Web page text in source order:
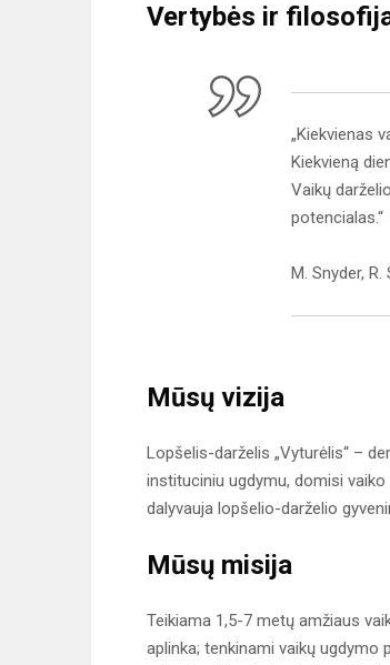
Vertybės ir
„Kiekvienas
Kiekvieną
Vaikų
potencialas.“
M. Snyder,
Mūsų vizija
Lopšelis-darželis „Vyturėlis“ –
instituciniu ugdymu, domisi
dalyvauja lopšelio-darželio
Mūsų misija
Teikiama 1,5-7 metų amžiaus
aplinka; tenkinami vaikų